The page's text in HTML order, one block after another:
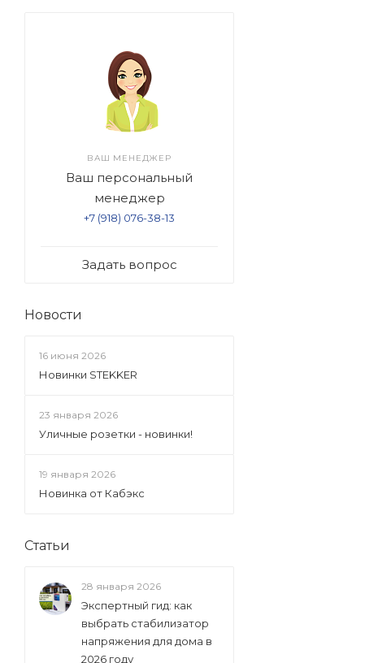
ВАШ МЕНЕДЖЕР
Ваш персональный
менеджер
+7 (918) 076-38-13
Задать вопрос
Новости
16 июня 2026
Новинки STEKKER
23 января 2026
Уличные розетки - новинки!
19 января 2026
Новинка от Кабэкс
Статьи
28 января 2026
Экспертный гид: как
выбрать стабилизатор
напряжения для дома в
2026 году